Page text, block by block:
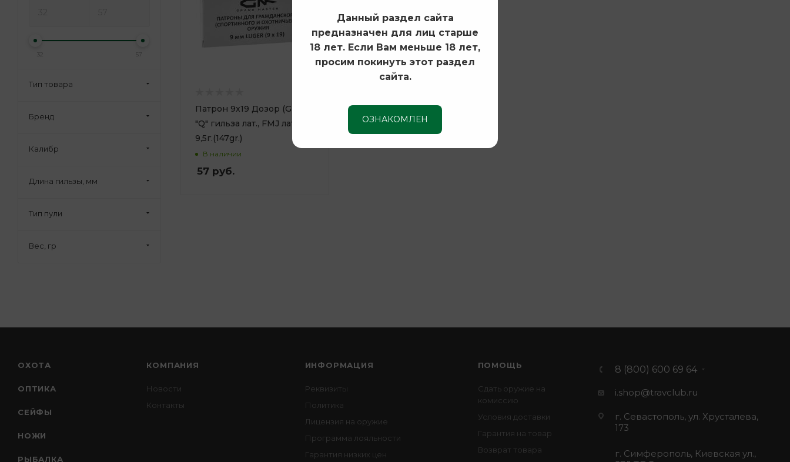
Патрон 9x19 Дозор (GM)
"Q" гильза лат., FMJ лат. об.
9,5г.(147gr.)
В наличии
57 руб.
32 57
Тип товара
Бренд
Калибр
Длина гильзы, мм
Тип пули
Вес, гр
ОХОТА
ОПТИКА
СЕЙФЫ
НОЖИ
РЫБАЛКА
КОМПАНИЯ
Новости
Контакты
ИНФОРМАЦИЯ
Реквизиты
Политика
Лицензия на оружие
Программа лояльности
Гарантия низких цен
ПОМОЩЬ
Сдать оружие на
комиссию
Условия доставки
Гарантия на товар
Возврат товара
8 (800) 600 69 64
i.shop@travclub.ru
г. Севастополь, ул. Хрусталева,
173
г. Симферополь, Киевская ул.,
Данный раздел сайта
предназначен для лиц старше
18 лет. Если Вам меньше 18 лет,
просим покинуть этот раздел
сайта.
ОЗНАКОМЛЕН